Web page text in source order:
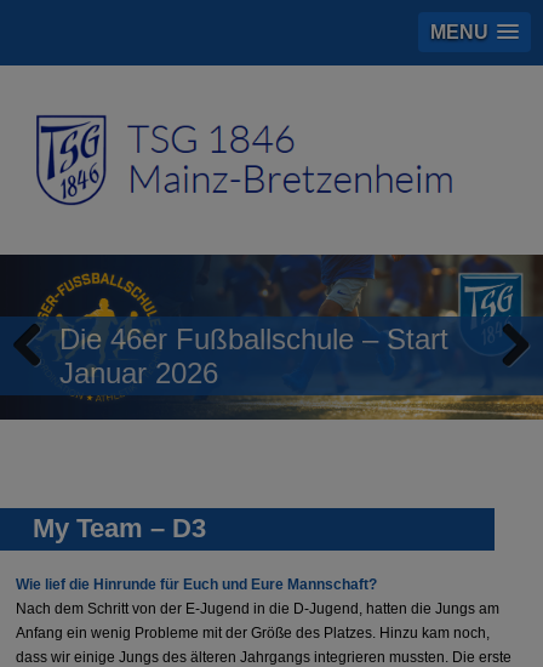
MENU
Die 46er Fußballschule – Start
Januar 2026
Previous
My Team – D3
Wie lief die Hinrunde für Euch und Eure Mannschaft?
Nach dem Schritt von der E-Jugend in die D-Jugend, hatten die Jungs am
Anfang ein wenig Probleme mit der Größe des Platzes. Hinzu kam noch,
dass wir einige Jungs des älteren Jahrgangs integrieren mussten. Die erste